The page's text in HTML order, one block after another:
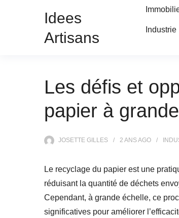
Idees
Artisans
Industrie
Les défis et
papier à
JOSETTE GILLES 2 ANSAGO
Le recyclage du papier est une
réduisant la quantité de déchets
Cependant, à grande échelle, ce
significatives pour améliorer